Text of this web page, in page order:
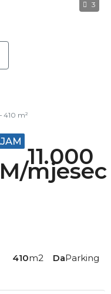
3
410 m²
11.000
mjesec
m2
410 Parking
Da